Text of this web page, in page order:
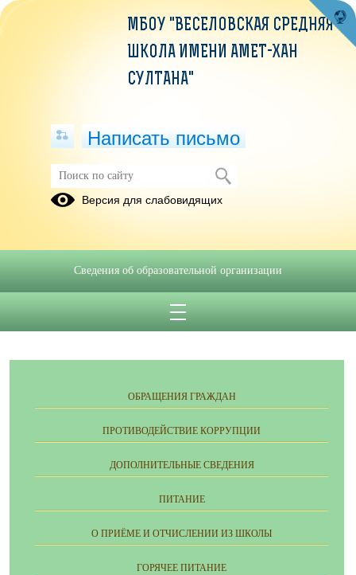
Школьная управленческая команда
ОБРАЩЕНИЯ ГРАЖДАН
ПРОТИВОДЕЙСТВИЕ КОРРУПЦИИ
ДОПОЛНИТЕЛЬНЫЕ СВЕДЕНИЯ
ПИТАНИЕ
О ПРИЁМЕ И ОТЧИСЛЕНИИ ИЗ ШКОЛЫ
ГОРЯЧЕЕ ПИТАНИЕ
МБОУ "ВЕСЕЛОВСКАЯ СРЕДНЯЯ
ШКОЛА ИМЕНИ АМЕТ-ХАН
СУЛТАНА"
Написать письмо
Версия для слабовидящих
Сведения об образовательной организации